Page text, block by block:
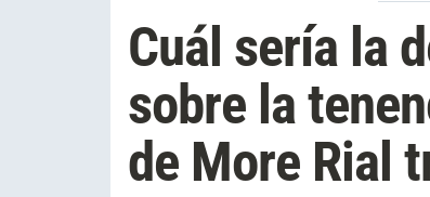
Cuál sería la
sobre la
de More Rial